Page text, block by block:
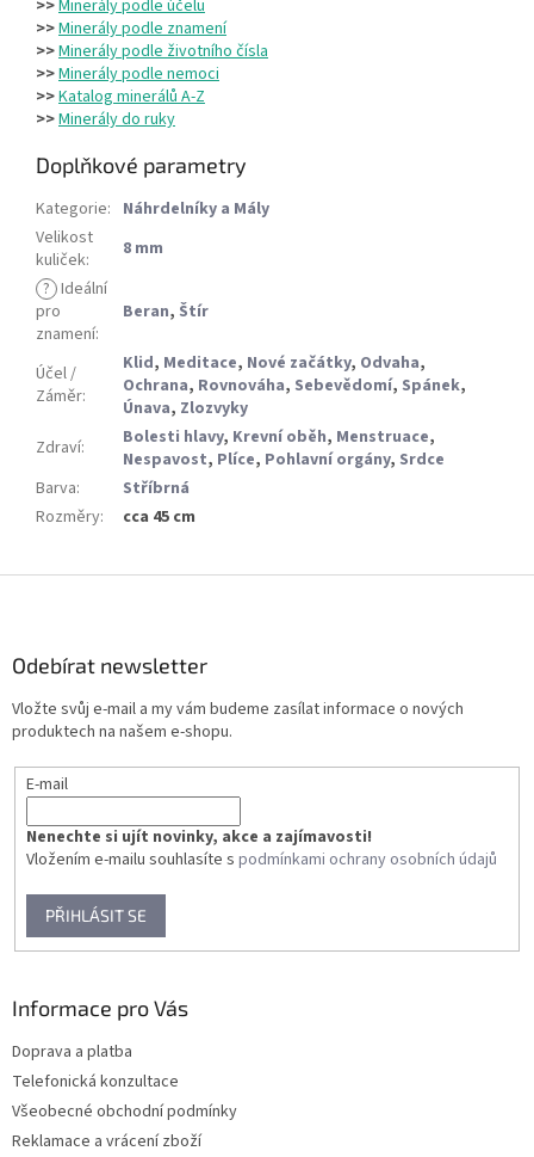
>>Minerály podle účelu
>>Minerály podle znamení
>>Minerály podle životního čísla
>>Minerály podle nemoci
>>Katalog minerálů A-Z
>>Minerály do ruky
Doplňkové parametry
Kategorie: Náhrdelníky a Mály
Velikost
kuliček:
8 mm
? Ideální
pro
znamení:
Beran, Štír
Účel /
Záměr:
Klid, Meditace, Nové začátky, Odvaha,
Ochrana, Rovnováha, Sebevědomí, Spánek,
Únava, Zlozvyky
Zdraví: Bolesti hlavy, Krevní oběh, Menstruace,
Nespavost, Plíce, Pohlavní orgány, Srdce
Barva:
Stříbrná
Rozměry: cca 45 cm
Odebírat newsletter
Vložte svůj e-mail a my vám budeme zasílat informace o nových
produktech na našem e-shopu.
E-mail
Nenechte si ujít novinky, akce a zajímavosti!
Vložením e-mailu souhlasíte s podmínkami ochrany osobních údajů
PŘIHLÁSIT SE
Informace pro Vás
Doprava a platba
Telefonická konzultace
Všeobecné obchodní podmínky
Reklamace a vrácení zboží